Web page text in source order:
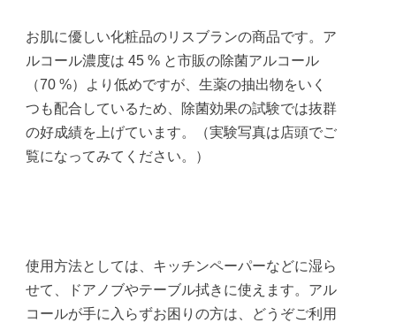
お肌に優しい化粧品のリスブランの商品です。ア
ルコール濃度は 45 % と市販の除菌アルコール
（70 %）より低めですが、生薬の抽出物をいく
つも配合しているため、除菌効果の試験では抜群
の好成績を上げています。（実験写真は店頭でご
覧になってみてください。）
使用方法としては、キッチンペーパーなどに湿ら
せて、ドアノブやテーブル拭きに使えます。アル
コールが手に入らずお困りの方は、どうぞご利用